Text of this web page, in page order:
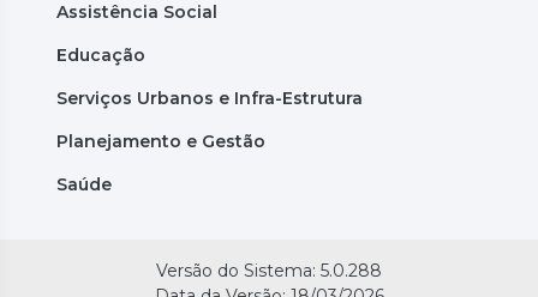
Assistência Social
Educação
Serviços Urbanos e Infra-Estrutura
Planejamento e Gestão
Saúde
Versão do Sistema: 5.0.288